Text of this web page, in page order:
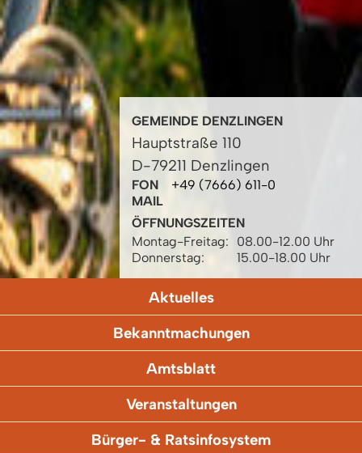
GEMEINDE DENZLINGEN
Hauptstraße 110
D-79211 Denzlingen
FON
+49 (7666) 611-0
MAIL
ÖFFNUNGSZEITEN
Montag-Freitag:
08.00-12.00 Uhr
Donnerstag:
15.00-18.00 Uhr
Aktuelles
Bekanntmachungen
Amtsblatt
Veranstaltungen
Bürger- & Ratsinfosystem